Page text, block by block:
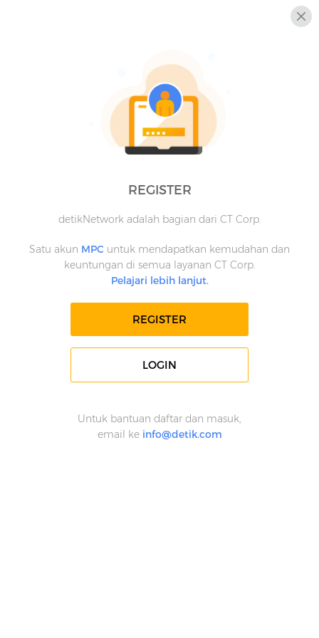
REGISTER
detikNetwork adalah bagian dari CT Corp.
Satu akun MPC untuk mendapatkan kemudahan dan
keuntungan di semua layanan CT Corp.
Pelajari lebih lanjut.
REGISTER
LOGIN
Untuk bantuan daftar dan masuk,
email ke info@detik.com